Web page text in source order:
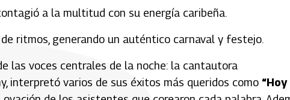
a la multitud con su energía caribeña.
ritmos, generando un auténtico carnaval y festejo.
las voces centrales de la noche: la cantautora
interpretó varios de sus éxitos más queridos como